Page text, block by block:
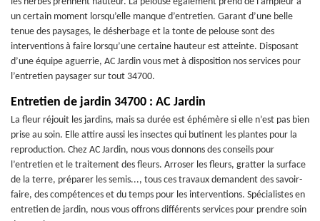
un certain moment lorsqu’elle manque d’entretien. Garant d’une belle
tenue des paysages, le désherbage et la tonte de pelouse sont des
interventions à faire lorsqu’une certaine hauteur est atteinte. Disposant
d’une équipe aguerrie, AC Jardin vous met à disposition nos services pour
l’entretien paysager sur tout 34700.
Entretien de jardin 34700 : AC Jardin
La fleur réjouit les jardins, mais sa durée est éphémère si elle n’est pas bien
prise au soin. Elle attire aussi les insectes qui butinent les plantes pour la
reproduction. Chez AC Jardin, nous vous donnons des conseils pour
l’entretien et le traitement des fleurs. Arroser les fleurs, gratter la surface
de la terre, préparer les semis..., tous ces travaux demandent des savoir-
faire, des compétences et du temps pour les interventions. Spécialistes en
entretien de jardin, nous vous offrons différents services pour prendre soin